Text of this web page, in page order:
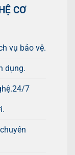
CƠ
vụ bảo vệ.
dụng.
7